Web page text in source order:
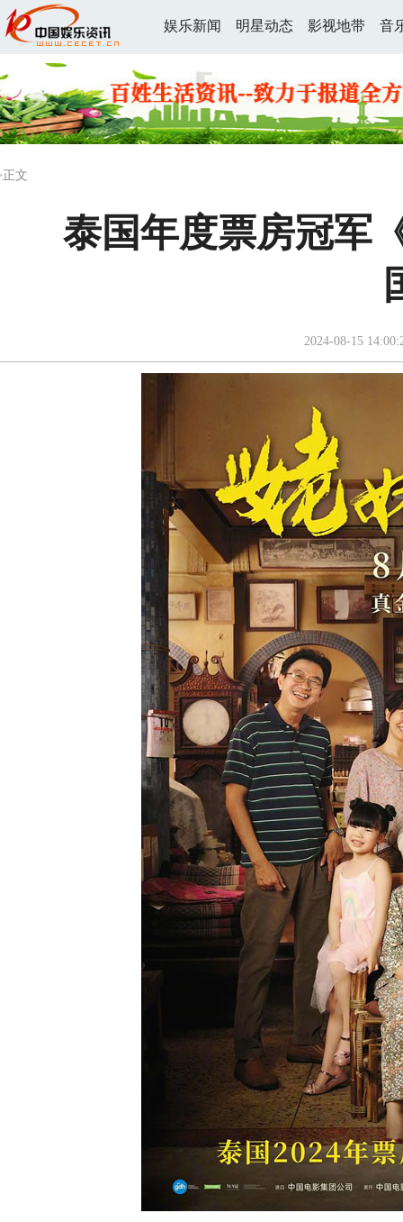
娱乐新闻 明星动态 影视地带 音
文
泰国年度票房冠军
2024-08-15